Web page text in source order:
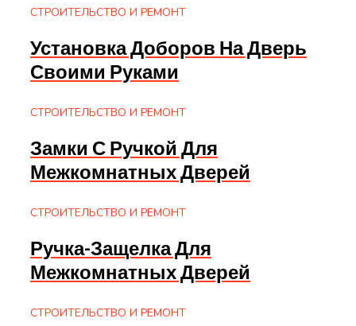
СТРОИТЕЛЬСТВО И РЕМОНТ
Установка Доборов На Дверь
Своими Руками
СТРОИТЕЛЬСТВО И РЕМОНТ
Замки С Ручкой Для
Межкомнатных Дверей
СТРОИТЕЛЬСТВО И РЕМОНТ
Ручка-Защелка Для
Межкомнатных Дверей
СТРОИТЕЛЬСТВО И РЕМОНТ